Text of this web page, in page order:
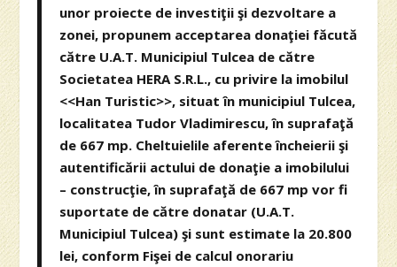
unor proiecte de investiţii şi dezvoltare a
zonei, propunem acceptarea donaţiei făcută
către U.A.T. Municipiul Tulcea de către
Societatea HERA S.R.L., cu privire la imobilul
<<Han Turistic>>, situat în municipiul Tulcea,
localitatea Tudor Vladimirescu, în suprafaţă
de 667 mp. Cheltuielile aferente încheierii şi
autentificării actului de donaţie a imobilului
– construcţie, în suprafaţă de 667 mp vor fi
suportate de către donatar (U.A.T.
Municipiul Tulcea) şi sunt estimate la 20.800
lei, conform Fişei de calcul onorariu